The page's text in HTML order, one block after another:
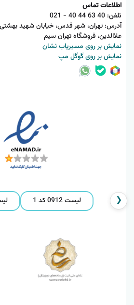
اطلاعات تماس
تلفن: 021 - 40 44 63 40
آدرس: تهران، شهر قدس، خیابان شهید
علاالدین، فروشگاه تهران سیم
نمایش بر روی مسیریاب نشان
نمایش بر روی گوگل مپ
❮ لیست 0912 کد 1 لیست